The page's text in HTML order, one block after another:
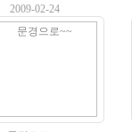
2009-02-24